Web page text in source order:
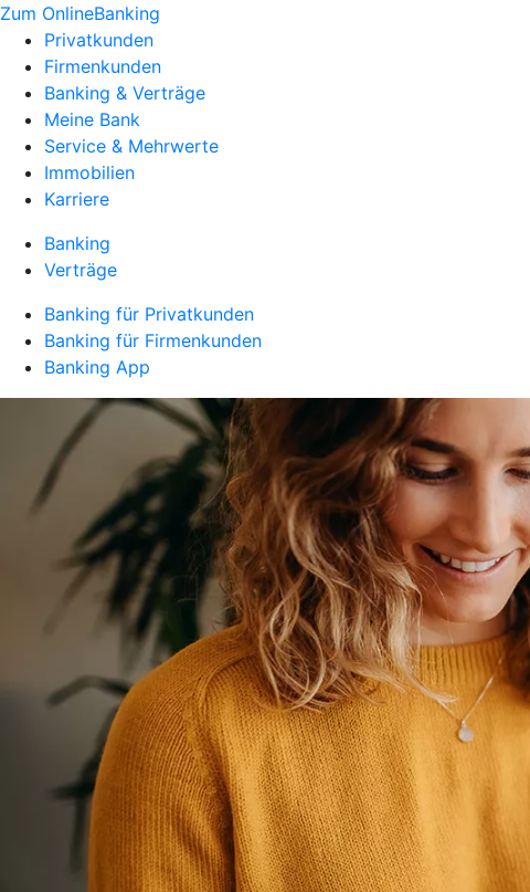
Zum OnlineBanking
Privatkunden
Firmenkunden
Banking & Verträge
Meine Bank
Service & Mehrwerte
Immobilien
Karriere
Banking
Verträge
Banking für Privatkunden
Banking für Firmenkunden
Banking App